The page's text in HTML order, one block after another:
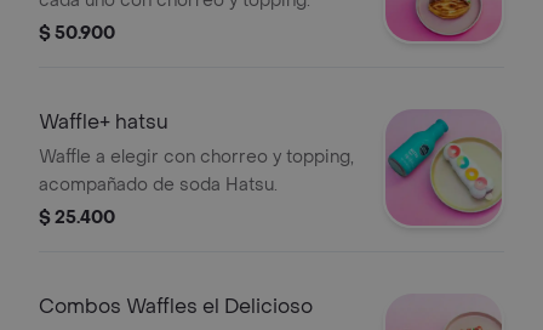
$ 50.900
Waffle+ hatsu
Waffle a elegir con chorreo y topping,
acompañado de soda Hatsu.
$ 25.400
Combos Waffles el Delicioso